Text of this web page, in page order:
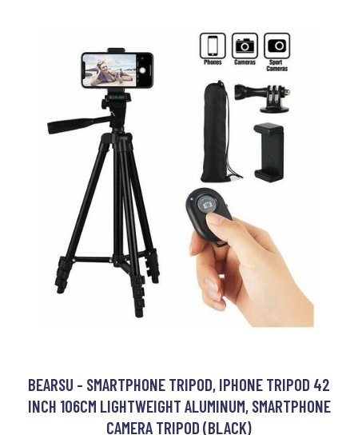
BEARSU - SMARTPHONE TRIPOD, IPHONE TRIPOD 42
INCH 106CM LIGHTWEIGHT ALUMINUM, SMARTPHONE
CAMERA TRIPOD (BLACK)